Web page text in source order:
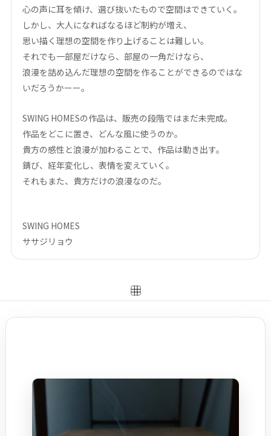
価格（指定）
–
–
幅 –
心の声に耳を傾け、選び抜いたもので空間はできていく。
しかし、大人になればなるほど制約が増え、
思い描く理想の空間を作り上げることは難しい。
それでも一部屋だけなら、部屋の一角だけなら、
浪漫を詰め込んだ理想の空間を作ることができるのではな
いだろうかーー。
SWING HOMESの作品は、販売の段階ではまだ未完成。
作品をどこに置き、どんな風に使うのか。
貴方の感性と浪漫が加わることで、作品は動き出す。
錆び、経年変化し、表情を変えていく。
それもまた、貴方だけの浪漫なのだ。
SWING HOMES
ササジリョウ